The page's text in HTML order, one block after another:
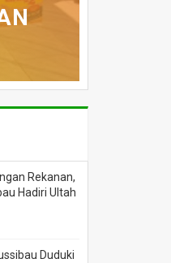
Rekanan,
Hadiri Ultah
Duduki